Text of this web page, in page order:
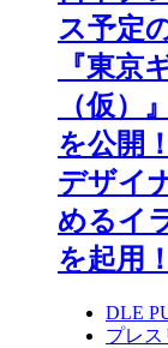
ス予定
『東京
（仮）
を公開！
デザイ
めるイ
を起用！
DLE
プレス